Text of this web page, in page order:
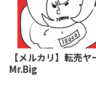
【メルカリ】転売ヤ
Mr.Big